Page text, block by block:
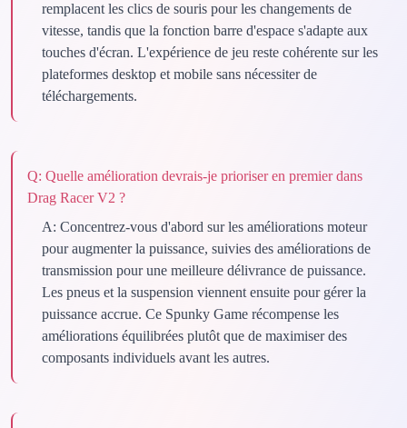
remplacent les clics de souris pour les changements de
vitesse, tandis que la fonction barre d'espace s'adapte aux
touches d'écran. L'expérience de jeu reste cohérente sur les
plateformes desktop et mobile sans nécessiter de
téléchargements.
Q: Quelle amélioration devrais-je prioriser en premier dans
Drag Racer V2 ?
A: Concentrez-vous d'abord sur les améliorations moteur
pour augmenter la puissance, suivies des améliorations de
transmission pour une meilleure délivrance de puissance.
Les pneus et la suspension viennent ensuite pour gérer la
puissance accrue. Ce Spunky Game récompense les
améliorations équilibrées plutôt que de maximiser des
composants individuels avant les autres.